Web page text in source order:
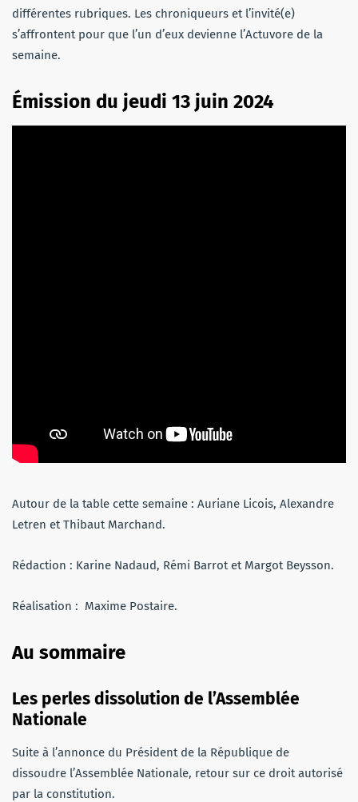
différentes rubriques. Les chroniqueurs et l’invité(e)
s’affrontent pour que l’un d’eux devienne l’Actuvore de la
semaine.
Émission du jeudi 13 juin 2024
Autour de la table cette semaine : Auriane Licois, Alexandre
Letren et Thibaut Marchand.
Rédaction : Karine Nadaud, Rémi Barrot et Margot Beysson.
Réalisation : Maxime Postaire.
Au sommaire
Les perlesdissolution de l’Assemblée
Nationale
Suite à l’annonce du Président de la République de
dissoudre l’Assemblée Nationale, retour sur ce droit autorisé
par la constitution.